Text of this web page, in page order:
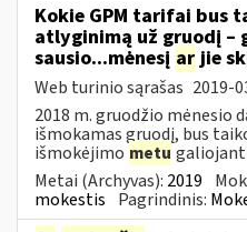
Kokie GPM tarifai bus
atlyginimą už gruodį –
sausio...mėnesį arjie
Web turinio sąrašas 2019-
2018 m. gruodžio mėnesio
išmokamas gruodį, bus
išmokėjimo metu
Metai (Archyvas): 2019
mokestis Pagrindinis: